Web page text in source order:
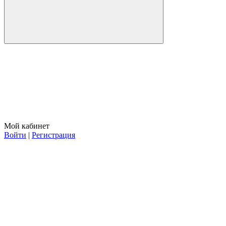
Мой кабинет
Войти | Регистрация